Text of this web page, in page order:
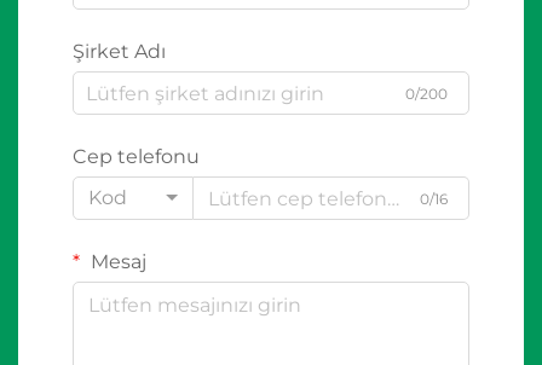
Şirket Adı
0/200
Cep telefonu
Kod
0/16
Mesaj